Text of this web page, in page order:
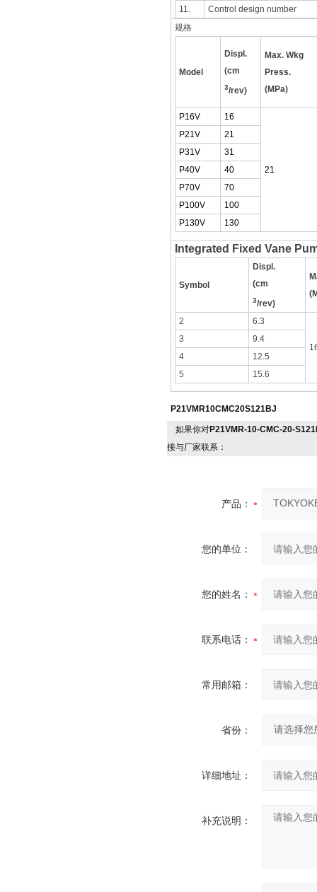
11.
Control design number
规格
Model
Displ.
(cm
3/rev)
Max. Wkg
Press.
(MPa)
P16V 16
21
P21V
21
P31V
31
P40V
40
P70V
70
P100V
100
P130V
130
Integrated Fixed Vane
Symbol
Displ.
(cm
3/rev)
2 6.3
3
9.4
4
12.5
5
15.6
P21VMR10CMC20S121BJ
如果你对P21VMR-10-CMC-20-
接与厂家联系：
产品：
您的单位：
您的姓名：
联系电话：
常用邮箱：
省份：
详细地址：
补充说明：